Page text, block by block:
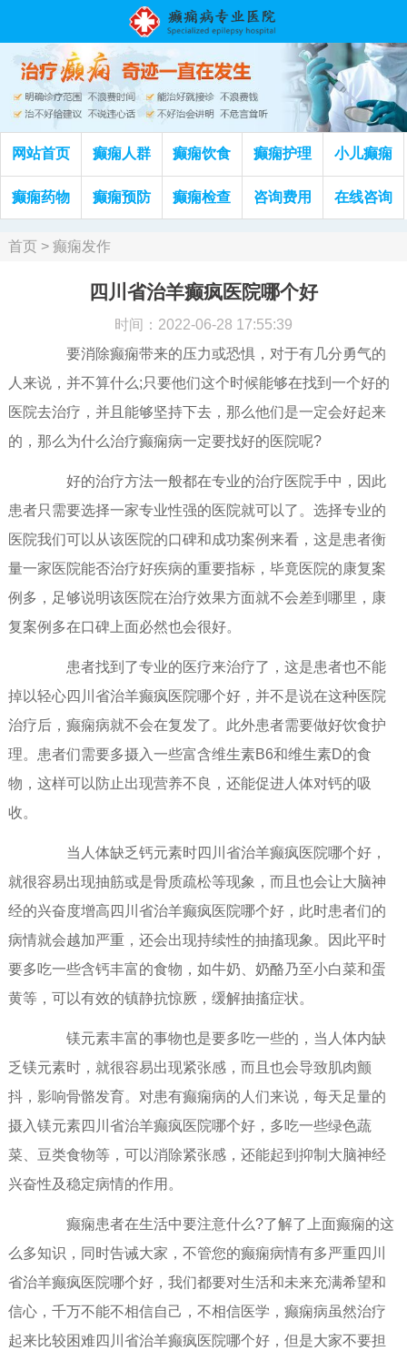
网站首页 癫痫人群 癫痫饮食 癫痫护理 小儿癫痫
癫痫药物 癫痫预防 癫痫检查 咨询费用 在线咨询
首页> 癫痫发作
四川省治羊癫疯医院哪个好
时间：2022-06-28 17:55:39
要消除癫痫带来的压力或恐惧，对于有几分勇气的
人来说，并不算什么;只要他们这个时候能够在找到一个好的
医院去治疗，并且能够坚持下去，那么他们是一定会好起来
的，那么为什么治疗癫痫病一定要找好的医院呢?
好的治疗方法一般都在专业的治疗医院手中，因此
患者只需要选择一家专业性强的医院就可以了。选择专业的
医院我们可以从该医院的口碑和成功案例来看，这是患者衡
量一家医院能否治疗好疾病的重要指标，毕竟医院的康复案
例多，足够说明该医院在治疗效果方面就不会差到哪里，康
复案例多在口碑上面必然也会很好。
患者找到了专业的医疗来治疗了，这是患者也不能
掉以轻心四川省治羊癫疯医院哪个好，并不是说在这种医院
治疗后，癫痫病就不会在复发了。此外患者需要做好饮食护
理。患者们需要多摄入一些富含维生素B6和维生素D的食
物，这样可以防止出现营养不良，还能促进人体对钙的吸
收。
当人体缺乏钙元素时四川省治羊癫疯医院哪个好，
就很容易出现抽筋或是骨质疏松等现象，而且也会让大脑神
经的兴奋度增高四川省治羊癫疯医院哪个好，此时患者们的
病情就会越加严重，还会出现持续性的抽搐现象。因此平时
要多吃一些含钙丰富的食物，如牛奶、奶酪乃至小白菜和蛋
黄等，可以有效的镇静抗惊厥，缓解抽搐症状。
镁元素丰富的事物也是要多吃一些的，当人体内缺
乏镁元素时，就很容易出现紧张感，而且也会导致肌肉颤
抖，影响骨骼发育。对患有癫痫病的人们来说，每天足量的
摄入镁元素四川省治羊癫疯医院哪个好，多吃一些绿色蔬
菜、豆类食物等，可以消除紧张感，还能起到抑制大脑神经
兴奋性及稳定病情的作用。
癫痫患者在生活中要注意什么?了解了上面癫痫的这
么多知识，同时告诫大家，不管您的癫痫病情有多严重四川
省治羊癫疯医院哪个好，我们都要对生活和未来充满希望和
信心，千万不能不相信自己，不相信医学，癫痫病虽然治疗
起来比较困难四川省治羊癫疯医院哪个好，但是大家不要担